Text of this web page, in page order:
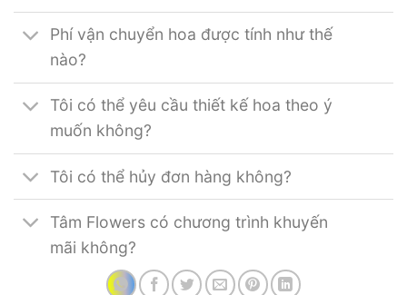
Phí vận chuyển hoa được tính như thế
nào?
Tôi có thể yêu cầu thiết kế hoa theo ý
muốn không?
Tôi có thể hủy đơn hàng không?
Tâm Flowers có chương trình khuyến
mãi không?